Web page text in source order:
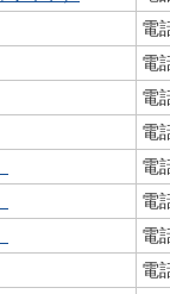
電
電
電
電
電
電
電
電